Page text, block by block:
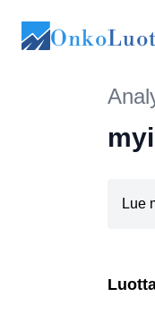
Onko
Lue